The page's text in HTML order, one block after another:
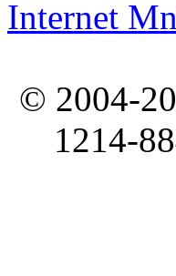
Internet
© 2004-
1214-